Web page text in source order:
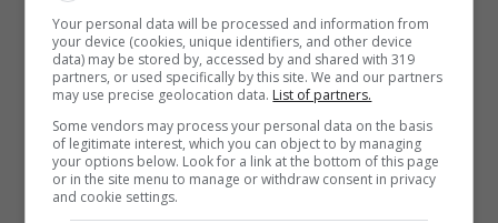
Articoli recentiRicominciare da Zero:
Ecco i 10 Paesi Migliori per
Trasferirsi e Lavorare da
Remoto secondo la Nuova
Classifica
Napoli tra le Top 10 Città
Your personal data will be processed and information from
your device (cookies, unique identifiers, and other device
data) may be stored by, accessed by and shared with 319
partners, or used specifically by this site. We and our partners
may use precise geolocation data. List of partners.
Some vendors may process your personal data on the basis
of legitimate interest, which you can object to by managing
your options below. Look for a link at the bottom of this page
or in the site menu to manage or withdraw consent in privacy
and cookie settings.